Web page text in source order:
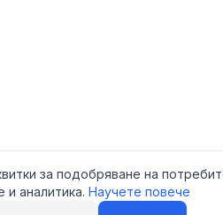
за подобряване на
и аналитика. Научете повече